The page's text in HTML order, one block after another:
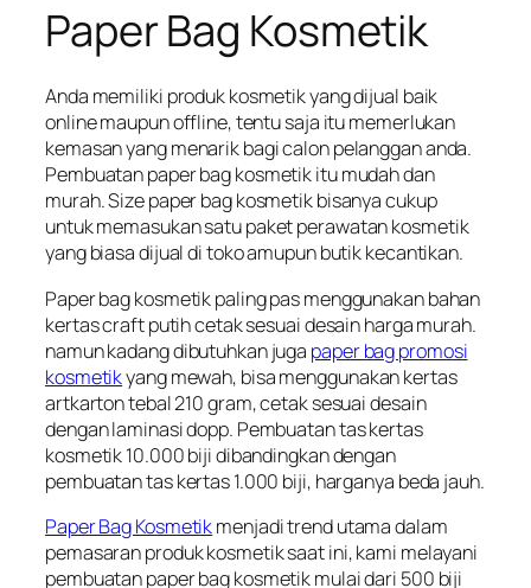
Paper Bag Kosmetik
Anda memiliki produk kosmetik yang dijual baik
online maupun offline, tentu saja itu memerlukan
kemasan yang menarik bagi calon pelanggan anda.
Pembuatan paper bag kosmetik itu mudah dan
murah. Size paper bag kosmetik bisanya cukup
untuk memasukan satu paket perawatan kosmetik
yang biasa dijual di toko amupun butik kecantikan.
Paper bag kosmetik paling pas menggunakan bahan
kertas craft putih cetak sesuai desain harga murah.
namun kadang dibutuhkan juga paper bag promosi
kosmetikyang mewah, bisa menggunakan kertas
artkarton tebal 210 gram, cetak sesuai desain
dengan laminasi dopp. Pembuatan tas kertas
kosmetik 10.000 biji dibandingkan dengan
pembuatan tas kertas 1.000 biji, harganya beda jauh.
Paper Bag Kosmetikmenjadi trend utama dalam
pemasaran produk kosmetik saat ini, kami melayani
pembuatan paper bag kosmetik mulai dari 500 biji